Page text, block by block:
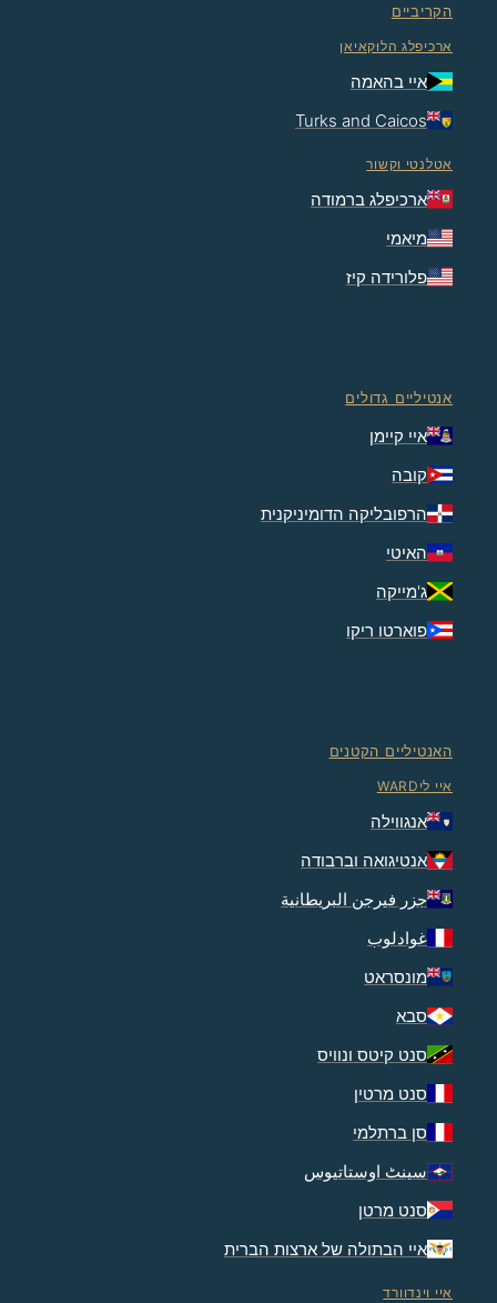
הקריביים
ארכיפלג הלוּקאיאן
איי בהאמה
Turks and Caicos
אטלנטי וקשור
ארכיפלג ברמודה
מיאמי
פלורידה קיז
אנטיליים גדולים
איי קיימן
קובה
הרפובליקה הדומיניקנית
האיטי
ג'מייקה
פוארטו ריקו
האנטיליים הקטנים
איי ליWARD
אנגווילה
אנטיגואה וברבודה
جزر فيرجن البريطانية
غوادلوب
מונסראט
סבא
סנט קיטס ונוויס
סנט מרטין
סן ברתלמי
سینٹ اوستاتیوس
סנט מרטן
איי הבתולה של ארצות הברית
איי וינדוורד